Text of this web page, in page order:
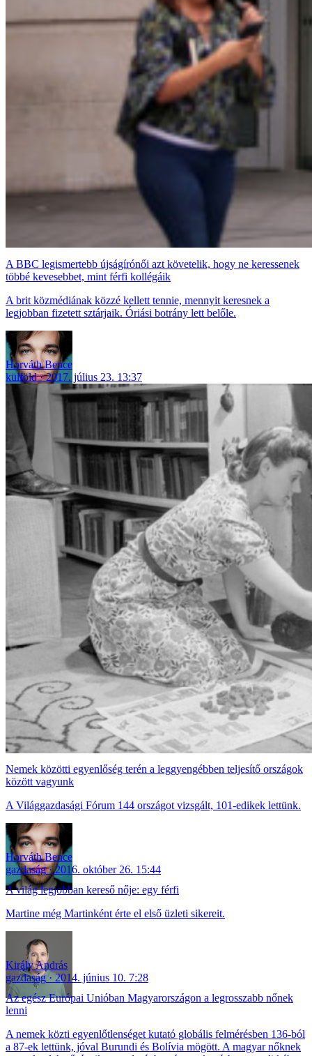
A BBC legismertebb újságírónői azt követelik, hogy ne keressenek
többé kevesebbet, mint férfi kollégáik
A brit közmédiának közzé kellett tennie, mennyit keresnek a
legjobban fizetett sztárjaik. Óriási botrány lett belőle.
Horváth Bence
külföld
2017. július 23. 13:37
Nemek közötti egyenlőség terén a leggyengébben teljesítő országok
között vagyunk
A Világgazdasági Fórum 144 országot vizsgált, 101-edikek lettünk.
Horváth Bence
gazdaság
2016. október 26. 15:44
A világ legjobban kereső nője: egy férfi
Martine még Martinként érte el első üzleti sikereit.
Király András
gazdaság
2014. június 10. 7:28
Az egész Európai Unióban Magyarországon a legrosszabb nőnek
lenni
A nemek közti egyenlőtlenséget kutató globális felmérésben 136-ból
a 87-ek lettünk, jóval Burundi és Bolívia mögött. A magyar nőknek